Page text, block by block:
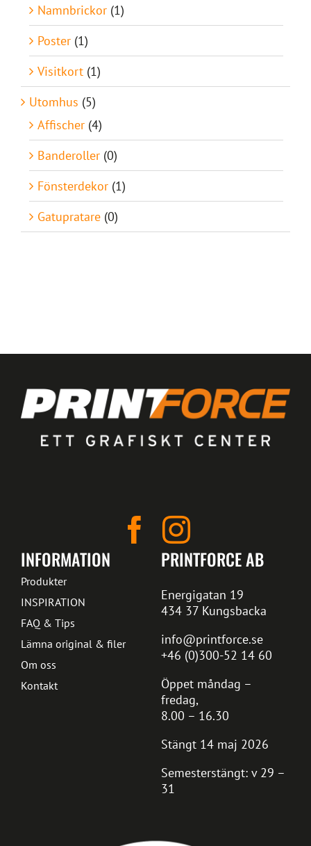
Namnbrickor (1)
Poster (1)
Visitkort (1)
Utomhus (5)
Affischer (4)
Banderoller (0)
Fönsterdekor (1)
Gatupratare (0)
PRINTFORCE AB
Energigatan 19
434 37 Kungsbacka
info@printforce.se
+46 (0)300-52 14 60
Öppet måndag –
fredag,
8.00 – 16.30
Stängt 14 maj 2026
Semesterstängt: v 29 –
31
INFORMATION
Produkter
INSPIRATION
FAQ & Tips
Lämna original & filer
Om oss
Kontakt